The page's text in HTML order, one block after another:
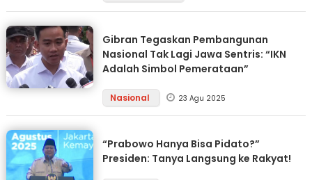
Gibran Tegaskan Pembangunan
Nasional Tak Lagi Jawa Sentris: “IKN
Adalah Simbol Pemerataan”
Nasional 23 Agu 2025
“Prabowo Hanya Bisa Pidato?”
Presiden: Tanya Langsung ke Rakyat!